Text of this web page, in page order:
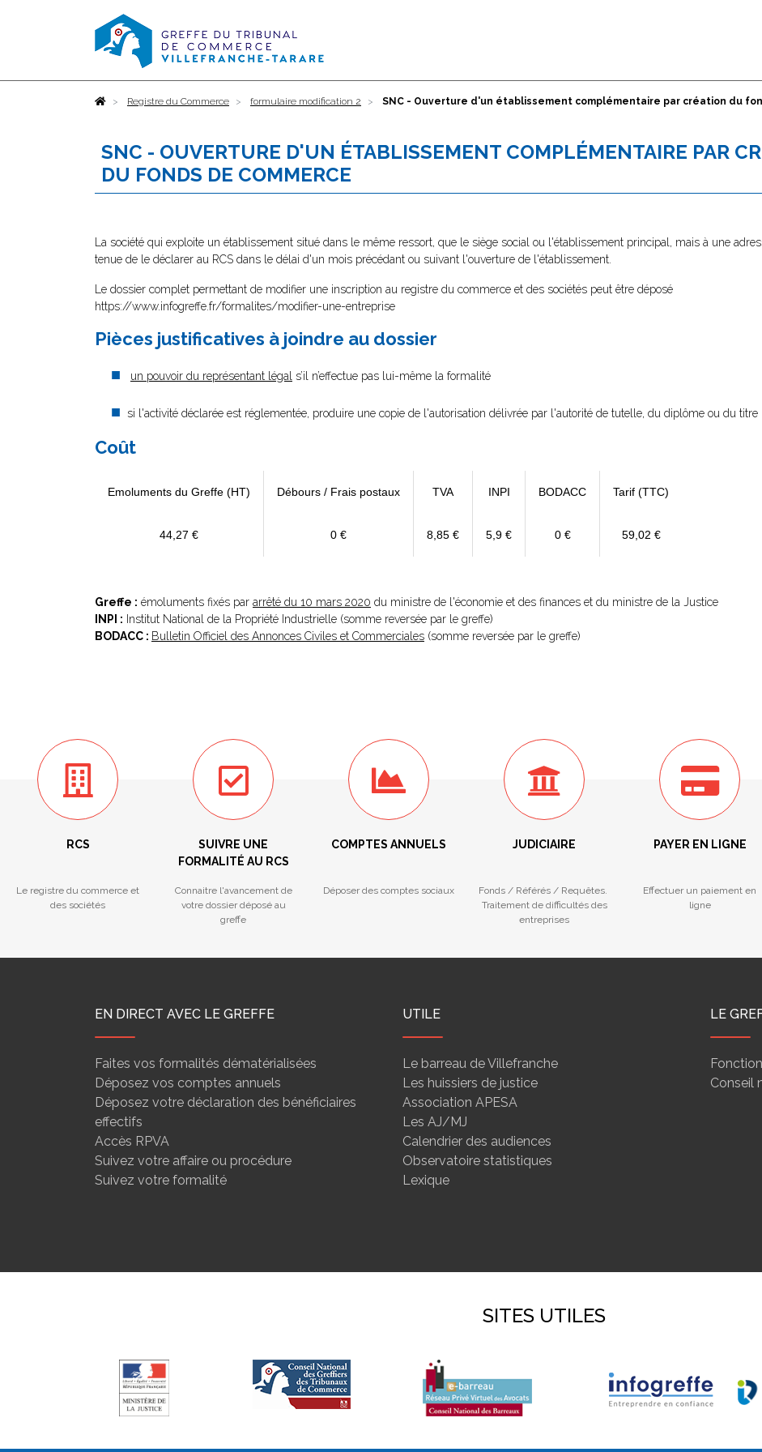
AccueilRegistre du Commerce formulaire modification 2 SNC - Ouverture d'un établissement complémentaire par création du
SNC - OUVERTURE D'UN ÉTABLISSEMENT COMPLÉMENTAIRE PAR
DU FONDS DE COMMERCE
La société qui exploite un établissement situé dans le même ressort, que le siège social ou l'établissement principal, mais à une
tenue de le déclarer au RCS dans le délai d'un mois précédant ou suivant l'ouverture de l'établissement.
Le dossier complet permettant de modifier une inscription au registre du commerce et des sociétés peut être déposé
https://www.infogreffe.fr/formalites/modifier-une-entreprise
Pièces justificatives à joindre au dossier
un pouvoir du représentant légal s’il n’effectue pas lui-même la formalité
si l'activité déclarée est réglementée, produire une copie de l'autorisation délivrée par l'autorité de tutelle, du diplôme ou du titre
Coût
Emoluments du Greffe (HT) Débours / Frais postaux TVA INPI BODACC Tarif (TTC)
44,27 € 0 € 8,85 € 5,9 € 0 € 59,02 €
Greffe : émoluments fixés par arrêté du 10 mars 2020 du ministre de l'économie et des finances et du ministre de la Justice
INPI : Institut National de la Propriété Industrielle (somme reversée par le greffe)
BODACC : Bulletin Officiel des Annonces Civiles et Commerciales (somme reversée par le greffe)
RCS
Le registre du commerce et
des sociétés
SUIVRE UNE
FORMALITÉ AU RCS
Connaitre l'avancement de
votre dossier déposé au
greffe
COMPTES ANNUELS
Déposer des comptes sociaux
JUDICIAIRE
Fonds / Référés / Requêtes.
Traitement de difficultés des
entreprises
PAYER EN LIGNE
Effectuer un paiement en
ligne
EN DIRECT AVEC LE GREFFE
Faites vos formalités dématérialisées
Déposez vos comptes annuels
Déposez votre déclaration des bénéficiaires
effectifs
Accès RPVA
Suivez votre affaire ou procédure
Suivez votre formalité
UTILE
Le barreau de Villefranche
Les huissiers de justice
Association APESA
Les AJ/MJ
Calendrier des audiences
Observatoire statistiques
Lexique
LE
Conseil
SITES UTILES